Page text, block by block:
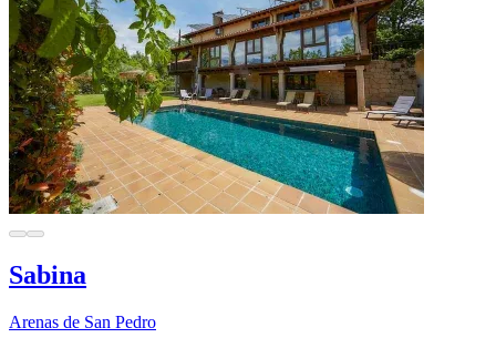
Sabina
Arenas de San Pedro